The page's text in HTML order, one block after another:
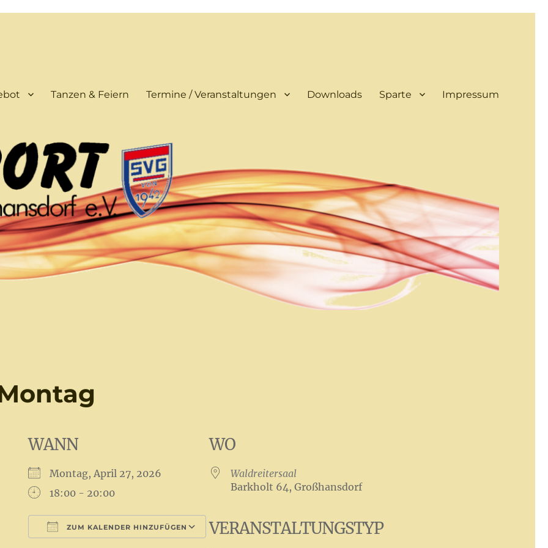
Tanzen & Feiern Termine / Veranstaltungen Downloads Sparte Impressum
WANN
Montag, April 27, 2026
18:00 - 20:00
ZUM KALENDER HINZUFÜGEN
WO
Waldreitersaal
Barkholt 64, Großhansdorf
VERANSTALTUNGSTYP